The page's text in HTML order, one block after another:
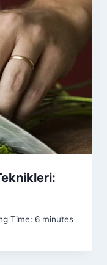
Time: 6 minutes